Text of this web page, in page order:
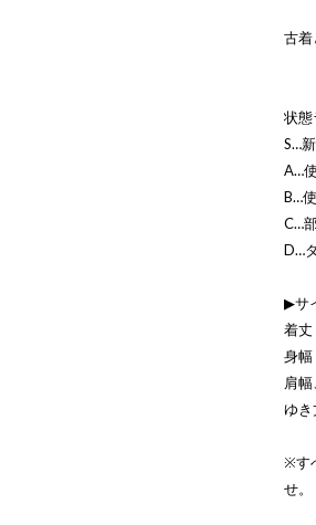
古着
状態
S…
A…
B…
C…
D…
▶サ
着
身
肩
ゆ
※す
せ。